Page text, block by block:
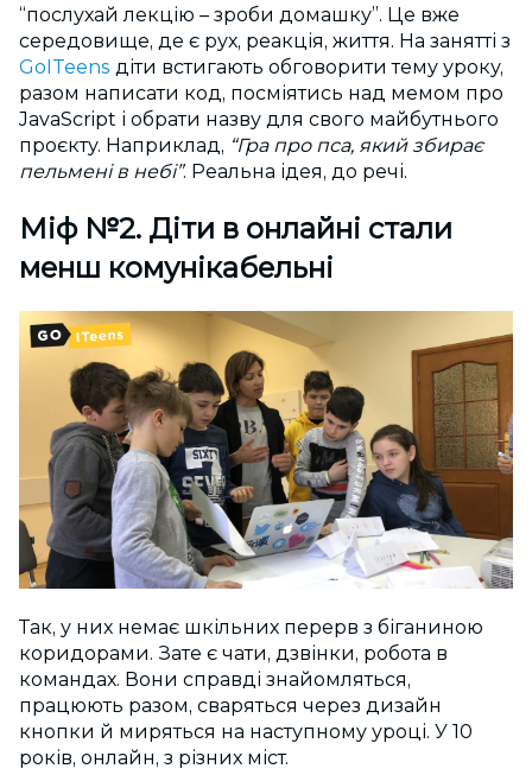
“послухай лекцію – зроби домашку”. Це вже
середовище, де є рух, реакція, життя. На занятті з
GoITeens діти встигають обговорити тему уроку,
разом написати код, посміятись над мемом про
JavaScript і обрати назву для свого майбутнього
проєкту. Наприклад, “Гра про пса, який збирає
пельмені в небі”. Реальна ідея, до речі.
Міф №2. Діти в онлайні стали
менш комунікабельні
Так, у них немає шкільних перерв з біганиною
коридорами. Зате є чати, дзвінки, робота в
командах. Вони справді знайомляться,
працюють разом, сваряться через дизайн
кнопки й миряться на наступному уроці. У 10
років, онлайн, з різних міст.